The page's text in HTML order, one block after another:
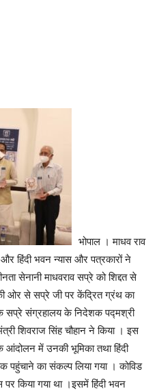
भोपाल । माधव राव
हिंदी भवन न्यास और पत्रकारों ने
सेनानी माधवराव सप्रे को शिद्दत से
ओर से सप्रे जी पर केंद्रित ग्रंथ का
सप्रे संग्रहालय के निदेशक पद्मश्री
शिवराज सिंह चौहान ने किया । इस
में उनकी भूमिका तथा हिंदी
पहुंचाने का संकल्प लिया गया । कोविड
किया गया था ।इसमें हिंदी भवन